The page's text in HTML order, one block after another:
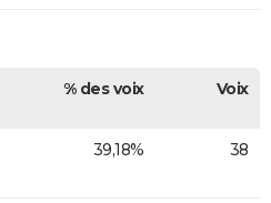
% des voix Voix
39,18% 38